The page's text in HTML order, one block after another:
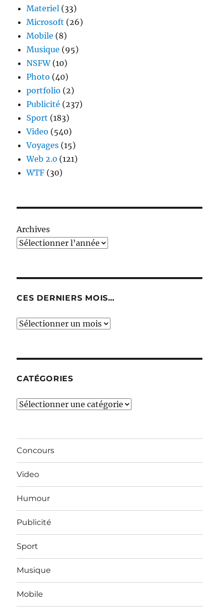
Materiel (33)
Microsoft (26)
Mobile (8)
Musique (95)
NSFW(10)
Photo (40)
portfolio (2)
Publicité (237)
Sport (183)
Video (540)
Voyages (15)
Web 2.0 (121)
WTF (30)
Archives
CES DERNIERS MOIS…
Ces
CATÉGORIES
Catégories
Concours
Video
Humour
Publicité
Sport
Musique
Mobile